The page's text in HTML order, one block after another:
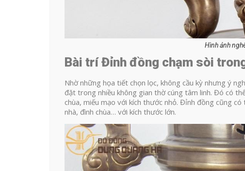
Hình ảnh
Bài trí Đỉnh đồng chạm sòi
Nhờ những họa tiết chọn lọc, không cầu kỳ nhưng ý
đặt trong nhiều không gian thờ cúng tâm linh. Đó có
chùa, miếu mạo với kích thước nhỏ. Đỉnh đồng cũng
nhà, đình chùa… với kích thước lớn.